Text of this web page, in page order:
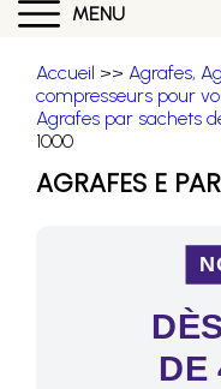
MENU
Accueil >> Agrafes,
compresseurs pour
Agrafes par sachets
1000
AGRAFES E
DE